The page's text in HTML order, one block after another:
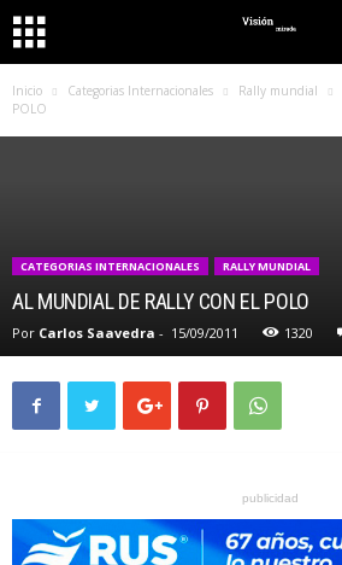
Inicio Categorias Internacionales Rally mundial
POLO
CATEGORIAS INTERNACIONALES RALLY MUNDIAL
AL MUNDIAL DE RALLY CON EL POLO
Por Carlos Saavedra - 15/09/2011 1320
publicidad